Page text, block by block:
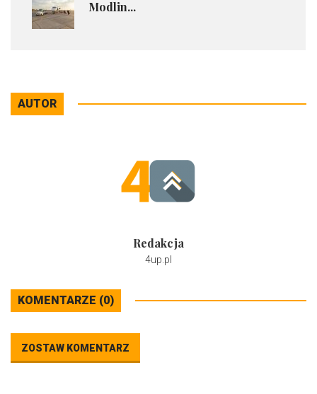
Modlin...
AUTOR
Redakcja
4up.pl
KOMENTARZE (0)
ZOSTAW KOMENTARZ